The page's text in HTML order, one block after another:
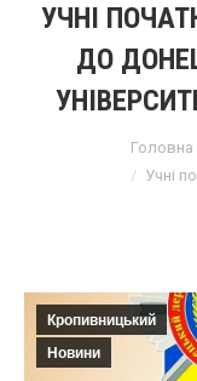
УЧНІ
ДО
Головна
Учні
Кропивницький
Новини